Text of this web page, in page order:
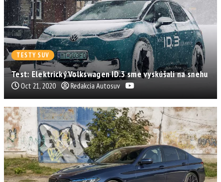
TESTY SUV
Test: Elektrický Volkswagen ID.3 sme vyskúšali na snehu
Oct 21, 2020 Redakcia Autosuv